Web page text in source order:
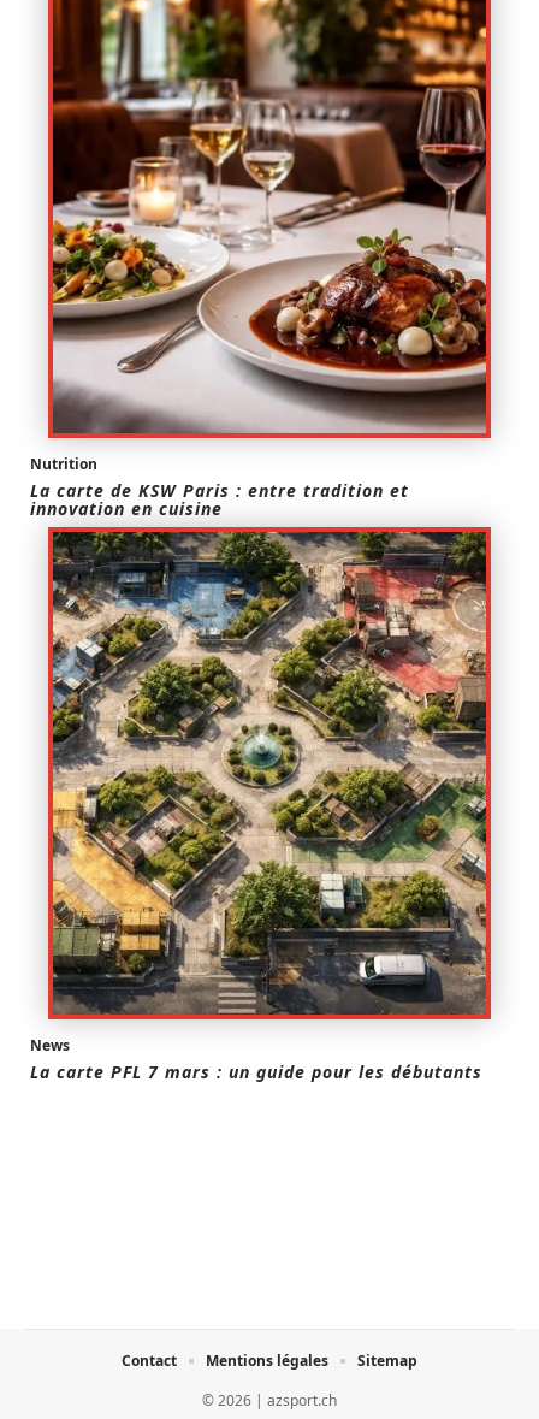
Nutrition
La carte de KSW Paris : entre tradition et
innovation en cuisine
News
La carte PFL 7 mars : un guide pour les débutants
© 2026 | azsport.ch
Contact Mentions légales Sitemap